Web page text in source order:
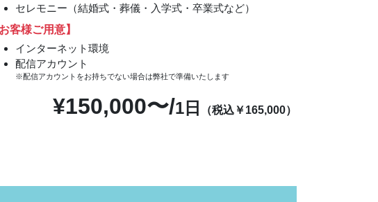
セレモニー（結婚式・葬儀・入学式・卒業式など）
お客様ご用意】
インターネット環境
配信アカウント
※配信アカウントをお持ちでない場合は弊社で準備いたします
¥150,000〜/1日 （税込￥165,000）